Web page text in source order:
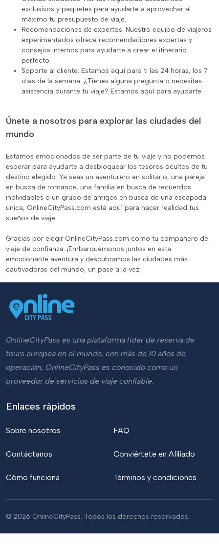
exclusivos y paquetes para ayudarte a aprovechar al
máximo tu presupuesto de viaje.
Recomendaciones de expertos: Nuestro equipo de viajeros
experimentados ofrece recomendaciones expertas y
consejos internos para ayudarte a crear el itinerario
perfecto.
Soporte al cliente: Estamos aquí para ti las 24 horas, los 7
días de la semana. ¿Tienes alguna pregunta o necesitas
asistencia durante tu viaje? Estamos aquí para ayudarte.
Únete a nosotros para explorar las ciudades del
mundo
Estamos emocionados de ser parte de tu viaje y no podemos
esperar para ayudarte a desbloquear los tesoros ocultos de tu
destino elegido. Ya seas un aventurero en solitario, una pareja
en busca de romance, una familia en busca de recuerdos
inolvidables o un grupo de amigos en busca de una escapada
única, OnlineCityPass.com está aquí para hacer realidad tus
sueños de viaje.
Gracias por elegir OnlineCityPass.com como tu compañero de
viaje de confianza. ¡Embarquémonos juntos en esta
emocionante aventura y descubramos las ciudades más
cautivadoras del mundo, un pase a la vez!
OnlineCityPass es una plataforma líder de reserva de
tours europea en el mundo, con más de 10 años de
operación, OnlineCityPass es conocido como un
proveedor de servicios de viaje confiable.
Enlaces rápidos
Sobre nosotros
Contáctanos
Cómo funciona
FAQ
Conviértete en Afiliado
Términos y condiciones
© 2026 OnlineCityPass. Todos los derechos reservados.